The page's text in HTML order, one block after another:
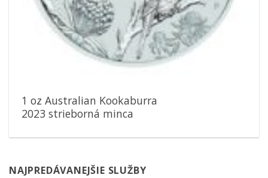
1 oz Australian Kookaburra
2023 strieborná minca
NAJPREDÁVANEJŠIE SLUŽBY